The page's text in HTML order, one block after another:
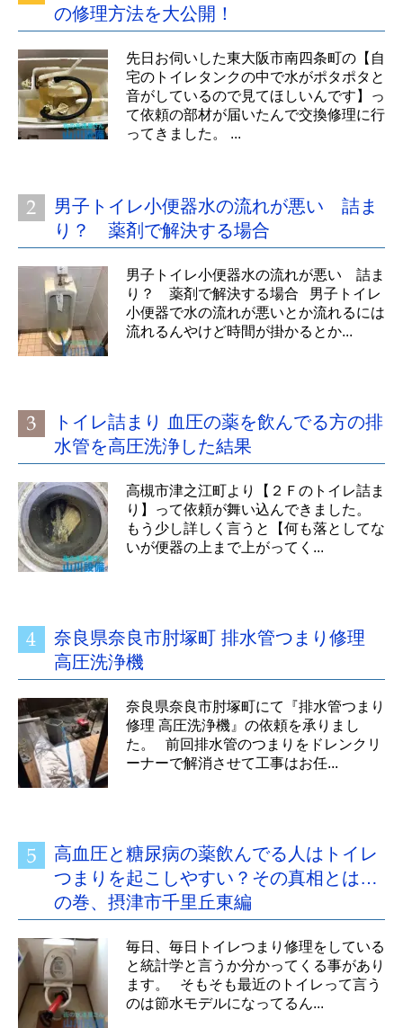
の修理方法を大公開！
先日お伺いした東大阪市南四条町の【自
宅のトイレタンクの中で水がポタポタと
音がしているので見てほしいんです】っ
て依頼の部材が届いたんで交換修理に行
ってきました。 ...
男子トイレ小便器水の流れが悪い 詰ま
り？ 薬剤で解決する場合
男子トイレ小便器水の流れが悪い 詰ま
り？ 薬剤で解決する場合 男子トイレ
小便器で水の流れが悪いとか流れるには
流れるんやけど時間が掛かるとか...
トイレ詰まり 血圧の薬を飲んでる方の排
水管を高圧洗浄した結果
高槻市津之江町より【２Ｆのトイレ詰ま
り】って依頼が舞い込んできました。
もう少し詳しく言うと【何も落としてな
いが便器の上まで上がってく...
奈良県奈良市肘塚町 排水管つまり修理
高圧洗浄機
奈良県奈良市肘塚町にて『排水管つまり
修理 高圧洗浄機』の依頼を承りまし
た。 前回排水管のつまりをドレンクリ
ーナーで解消させて工事はお任...
高血圧と糖尿病の薬飲んでる人はトイレ
つまりを起こしやすい？その真相とは…
の巻、摂津市千里丘東編
毎日、毎日トイレつまり修理をしている
と統計学と言うか分かってくる事があり
ます。 そもそも最近のトイレって言う
のは節水モデルになってるん...